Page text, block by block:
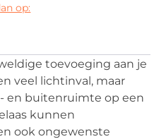
op:
toevoeging aan je
veel lichtinval, maar
en buitenruimte op een
kunnen
ook ongewenste